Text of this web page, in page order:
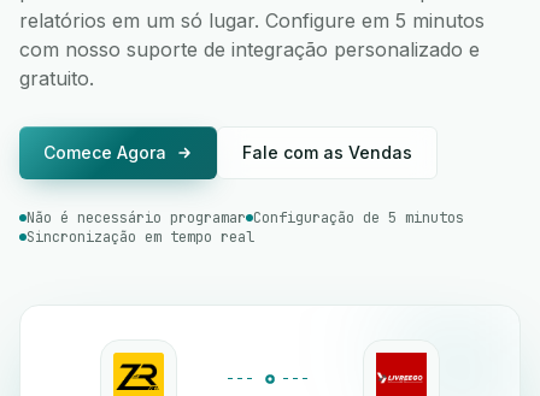
relatórios em um só lugar. Configure em 5 minutos
com nosso suporte de integração personalizado e
gratuito.
Comece Agora Fale com as Vendas
Não é necessário programar Configuração de 5 minutos
Sincronização em tempo real